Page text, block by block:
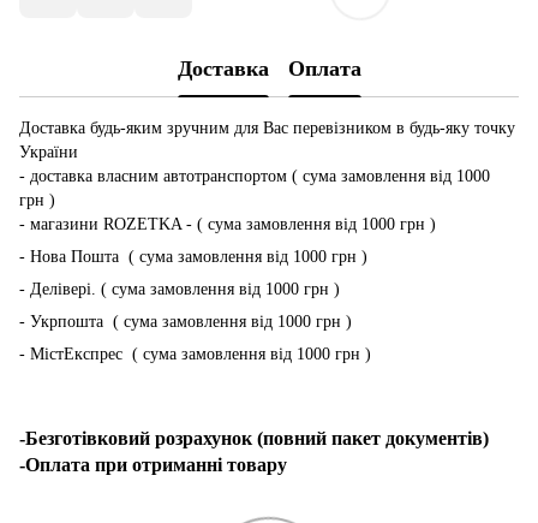
Доставка Оплата
Доставка будь-яким зручним для Вас перевізником в будь-яку точку
України
- доставка власним автотранспортом ( сума замовлення від 1000
грн )
- магазини ROZETKA - ( сума замовлення від 1000 грн )
- Нова Пошта ( сума замовлення від 1000 грн )
- Делівері. ( сума замовлення від 1000 грн )
- Укрпошта ( сума замовлення від 1000 грн )
- МістЕкспрес ( сума замовлення від 1000 грн )
-Безготівковий розрахунок (повний пакет документів)
-Оплата при отриманні товару